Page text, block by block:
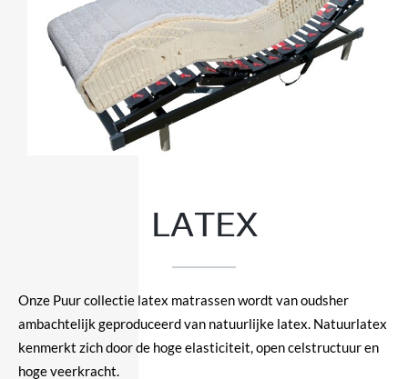
LATEX
Onze Puur collectie latex matrassen wordt van oudsher
ambachtelijk geproduceerd van natuurlijke latex. Natuurlatex
kenmerkt zich door de hoge elasticiteit, open celstructuur en
hoge veerkracht.